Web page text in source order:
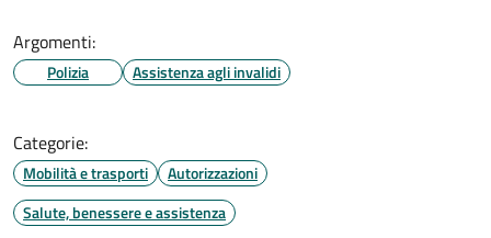
Argomenti:
Polizia Assistenza agli invalidi
Categorie:
Mobilità e trasporti
Autorizzazioni
Salute, benessere e assistenza